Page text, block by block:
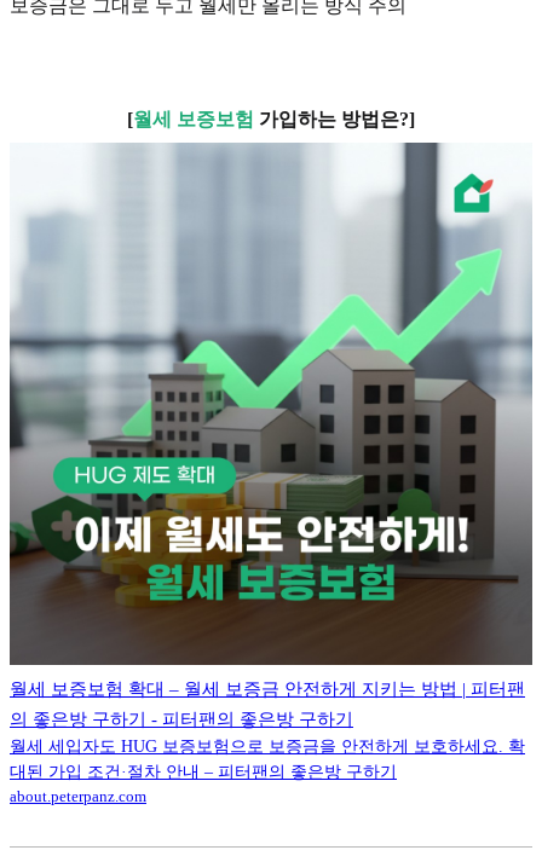
보증금은 그대로 두고 월세만 올리는 방식 주의
[월세 보증보험 가입하는 방법은?]
월세 보증보험 확대 – 월세 보증금 안전하게 지키는 방법 | 피터팬
의 좋은방 구하기 - 피터팬의 좋은방 구하기
월세 세입자도 HUG 보증보험으로 보증금을 안전하게 보호하세요. 확
대된 가입 조건·절차 안내 – 피터팬의 좋은방 구하기
about.peterpanz.com